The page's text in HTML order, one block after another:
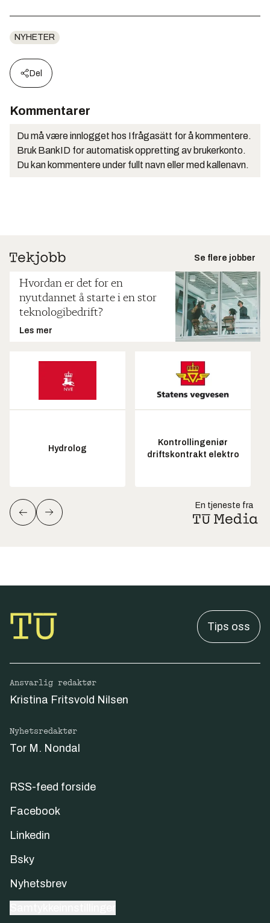
NYHETER
Del
Kommentarer
Du må være innlogget hos Ifrågasätt for å kommentere.
Bruk BankID for automatisk oppretting av brukerkonto.
Du kan kommentere under fullt navn eller med kallenavn.
Se flere jobber
Hvordan er det for en
nyutdannet å starte i en stor
teknologibedrift?
Les mer
Hydrolog
Kontrollingeniør
driftskontrakt elektro
En tjeneste fra
Tips oss
Ansvarlig redaktør
Kristina Fritsvold Nilsen
Nyhetsredaktør
Tor M. Nondal
RSS-feed forside
Facebook
Linkedin
Bsky
Nyhetsbrev